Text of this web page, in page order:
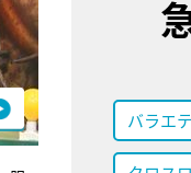
バラエ